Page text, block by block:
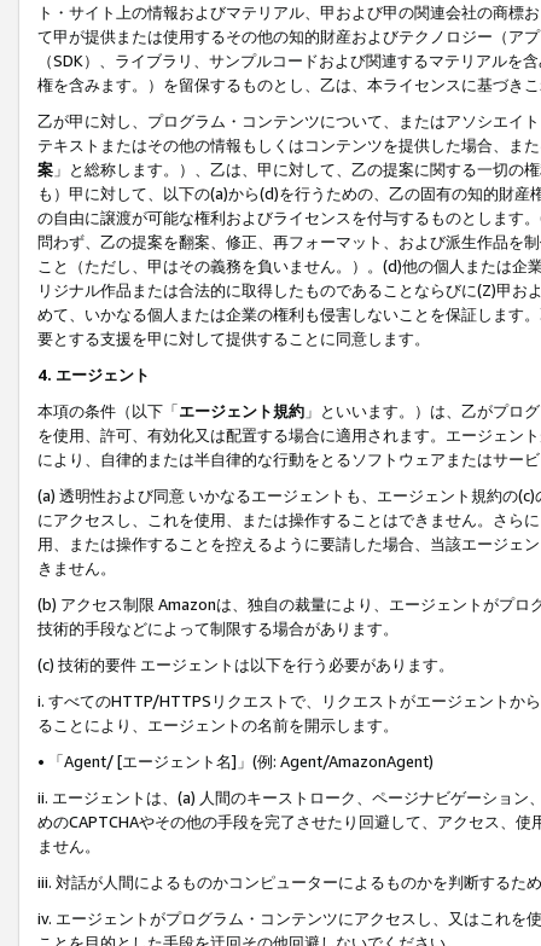
ト・サイト上の情報およびマテリアル、甲および甲の関連会社の商
て甲が提供または使用するその他の知的財産およびテクノロジー（ア
（SDK）、ライブラリ、サンプルコードおよび関連するマテリアル
権を含みます。）を留保するものとし、乙は、本ライセンスに基づき
乙が甲に対し、プログラム・コンテンツについて、またはアソシエイ
テキストまたはその他の情報もしくはコンテンツを提供した場合、ま
案 」と総称します。）、乙は、甲に対して、乙の提案に関する一切
も）甲に対して、以下の(a)から(d)を行うための、乙の固有の知的財
の自由に譲渡が可能な権利およびライセンスを付与するものとします
問わず、乙の提案を翻案、修正、再フォーマット、および派生作品を
こと（ただし、甲はその義務を負いません。）。(d)他の個人または
リジナル作品または合法的に取得したものであることならびに(Z)甲
めて、いかなる個人または企業の権利も侵害しないことを保証します
要とする支援を甲に対して提供することに同意します。
4. エージェント
本項の条件（以下「エージェント規約 」といいます。）は、乙がプロ
を使用、許可、有効化又は配置する場合に適用されます。エージェン
により、自律的または半自律的な行動をとるソフトウェアまたはサー
(a) 透明性および同意 いかなるエージェントも、エージェント規約の
にアクセスし、これを使用、または操作することはできません。さら
用、または操作することを控えるように要請した場合、当該エージェ
きません。
(b) アクセス制限 Amazonは、独自の裁量により、エージェントがプ
技術的手段などによって制限する場合があります。
(c) 技術的要件 エージェントは以下を行う必要があります。
i. すべてのHTTP/HTTPSリクエストで、リクエストがエージェントか
ることにより、エージェントの名前を開示します。
• 「Agent/ [エージェント名]」(例: Agent/AmazonAgent)
ii. エージェントは、(a) 人間のキーストローク、ページナビゲーショ
めのCAPTCHAやその他の手段を完了させたり回避して、アクセス、
ません。
iii. 対話が人間によるものかコンピューターによるものかを判断するた
iv. エージェントがプログラム・コンテンツにアクセスし、又はこれ
ことを目的とした手段を迂回その他回避しないでください。